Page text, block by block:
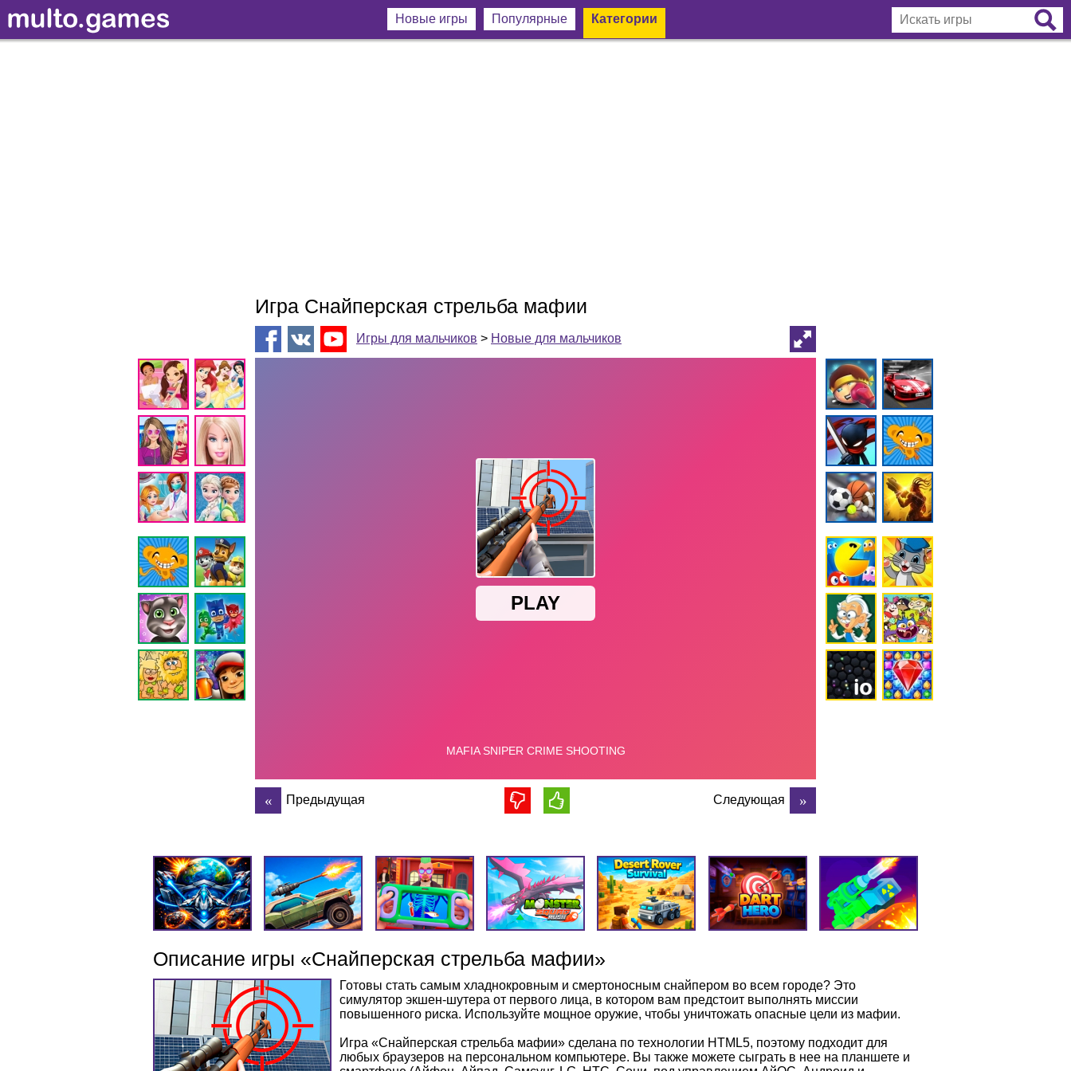
Новые игры Популярные Категории
Игра Снайперская стрельба мафии
Игры для мальчиков > Новые для мальчиков
Предыдущая Следующая
Описание игры «Снайперская стрельба мафии»
Готовы стать самым хладнокровным и смертоносным снайпером во всем городе? Это
симулятор экшен-шутера от первого лица, в котором вам предстоит выполнять миссии
повышенного риска. Используйте мощное оружие, чтобы уничтожать опасные цели из мафии.
Игра «Снайперская стрельба мафии» сделана по технологии HTML5, поэтому подходит для
любых браузеров на персональном компьютере. Вы также можете сыграть в нее на планшете и